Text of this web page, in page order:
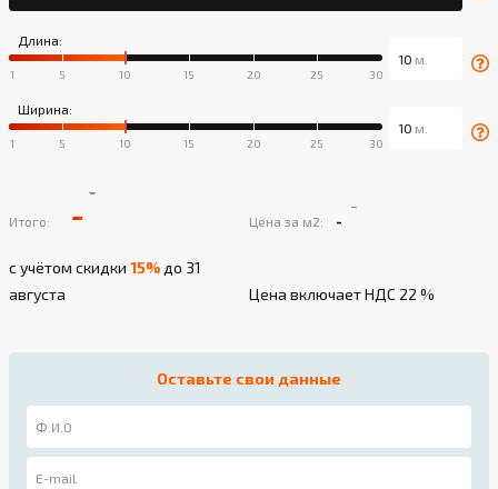
Длина:
Ширина:
Итого: -
-
с учётом скидки 15% до 31
августа
Цена за м2: -
-
Цена включает НДС 22 %
Оставьте свои данные